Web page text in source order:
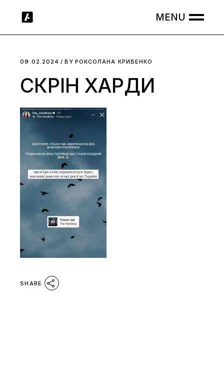
09.02.2024 BY РОКСОЛАНА КРИВЕНКО
СКРІН ХАРДИ
SHARE